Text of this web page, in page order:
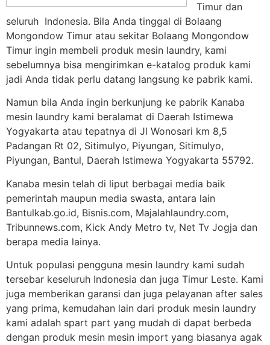
Timur dan
seluruh Indonesia. Bila Anda tinggal di Bolaang
Mongondow Timur atau sekitar Bolaang Mongondow
Timur ingin membeli produk mesin laundry, kami
sebelumnya bisa mengirimkan e-katalog produk kami
jadi Anda tidak perlu datang langsung ke pabrik kami.
Namun bila Anda ingin berkunjung ke pabrik Kanaba
mesin laundry kami beralamat di Daerah Istimewa
Yogyakarta atau tepatnya di Jl Wonosari km 8,5
Padangan Rt 02, Sitimulyo, Piyungan, Sitimulyo,
Piyungan, Bantul, Daerah Istimewa Yogyakarta 55792.
Kanaba mesin telah di liput berbagai media baik
pemerintah maupun media swasta, antara lain
Bantulkab.go.id, Bisnis.com, Majalahlaundry.com,
Tribunnews.com, Kick Andy Metro tv, Net Tv Jogja dan
berapa media lainya.
Untuk populasi pengguna mesin laundry kami sudah
tersebar keseluruh Indonesia dan juga Timur Leste. Kami
juga memberikan garansi dan juga pelayanan after sales
yang prima, kemudahan lain dari produk mesin laundry
kami adalah spart part yang mudah di dapat berbeda
dengan produk mesin mesin import yang biasanya agak